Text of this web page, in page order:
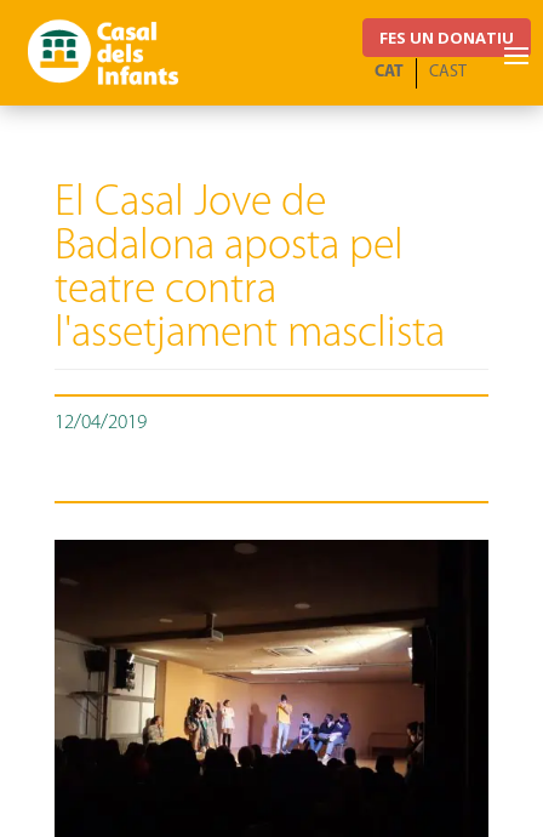
FES UN DONATIU
CAST
CAT
El Casal Jove de
Badalona aposta pel
teatre contra
l'assetjament masclista
12/04/2019